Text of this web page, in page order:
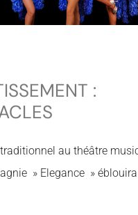
:
au théâtre
» Elegance » éblouira